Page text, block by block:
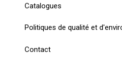
Catalogues
Politiques de qualité et
Contact